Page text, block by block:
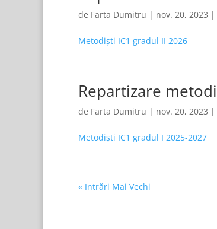
de Farta Dumitru | nov. 20, 2023 |
Metodiști IC1 gradul II 2026
Repartizare
de Farta Dumitru | nov. 20, 2023 |
Metodiști IC1 gradul I 2025-2027
« Intrări Mai Vechi